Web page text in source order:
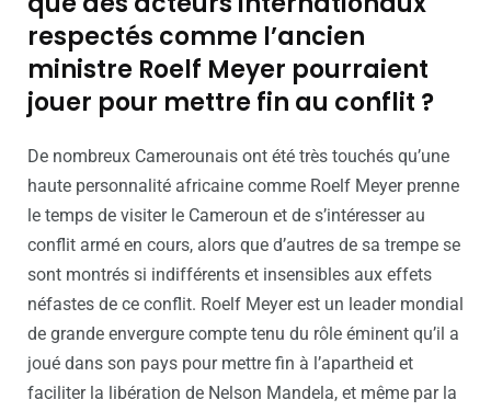
respectés comme l’ancien
ministre Roelf Meyer pourraient
jouer pour mettre fin au conflit ?
De nombreux Camerounais ont été très touchés qu’une
haute personnalité africaine comme Roelf Meyer prenne
le temps de visiter le Cameroun et de s’intéresser au
conflit armé en cours, alors que d’autres de sa trempe se
sont montrés si indifférents et insensibles aux effets
néfastes de ce conflit. Roelf Meyer est un leader mondial
de grande envergure compte tenu du rôle éminent qu’il a
joué dans son pays pour mettre fin à l’apartheid et
faciliter la libération de Nelson Mandela, et même par la